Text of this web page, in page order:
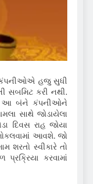
હજુ સુધી
સબમિટ કરી નથી.
આ બંને કંપનીઓને
સાથે જોડાયેલા
દિવસ રાહ જોયા
આવશે. જો
શરતો સ્વીકારે તો
કરવામાં